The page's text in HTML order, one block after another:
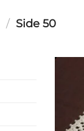
/ Side 50